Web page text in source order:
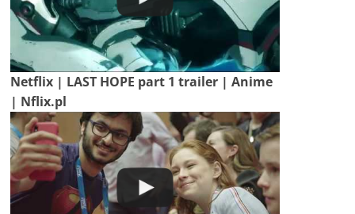
Netflix | LAST HOPE part 1 trailer | Anime
| Nflix.pl